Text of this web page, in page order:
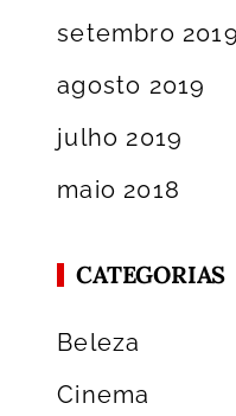
setembro 2019
agosto 2019
julho 2019
maio 2018
CATEGORIAS
Beleza
Cinema